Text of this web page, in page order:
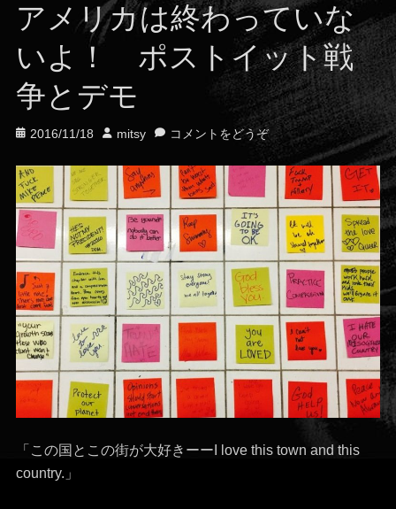
アメリカは終わっていな
いよ！ ポストイット戦
争とデモ
投
日
2016/11/18
投 mitsy コメントをどうぞ
「この国とこの街が大好きーーI love this town and this
country.」